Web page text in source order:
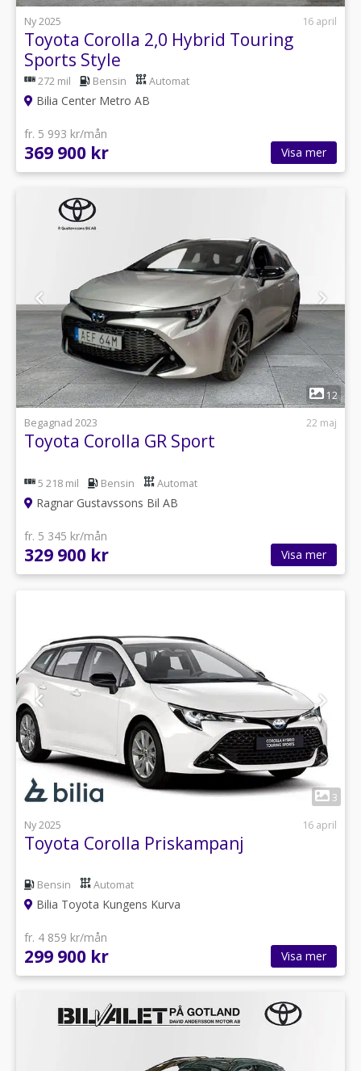
Ny 2025
16 april
Toyota Corolla 2,0 Hybrid Touring
Sports Style
272 mil Bensin Automat
Bilia Center Metro AB
fr. 5 993 kr/mån
369 900 kr Visa mer
1
12
Begagnad 2023
22 maj
Toyota Corolla GR Sport
5 218 mil Bensin Automat
Ragnar Gustavssons Bil AB
fr. 5 345 kr/mån
329 900 kr Visa mer
1
3
Ny 2025
16 april
Toyota Corolla Priskampanj
Bensin Automat
Bilia Toyota Kungens Kurva
fr. 4 859 kr/mån
299 900 kr Visa mer